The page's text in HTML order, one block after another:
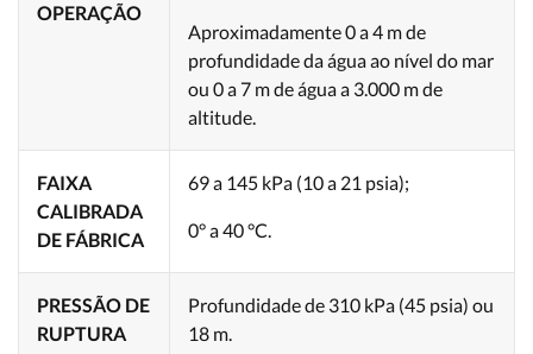
OPERAÇÃO
Aproximadamente 0 a 4 m de
profundidade da água ao nível do mar
ou 0 a 7 m de água a 3.000 m de
altitude.
FAIXA
CALIBRADA
DE FÁBRICA
69 a 145 kPa (10 a 21 psia);
0° a 40 °C.
PRESSÃO DE
RUPTURA
Profundidade de 310 kPa (45 psia) ou
18 m.